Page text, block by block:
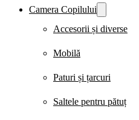
Camera Copilului
Accesorii și diverse
Mobilă
Paturi și țarcuri
Saltele pentru pătuț